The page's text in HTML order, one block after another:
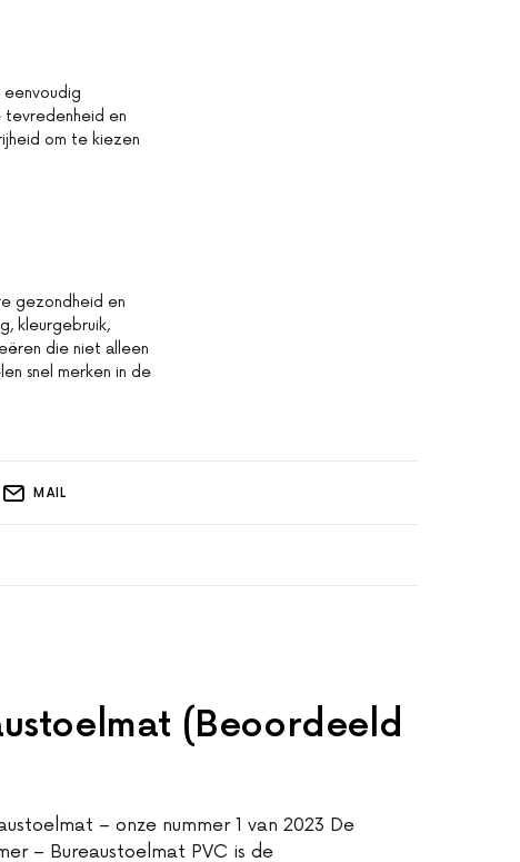
tevredenheid en
om te kiezen
gezondheid en
kleurgebruik,
die niet alleen
snel merken in de
MAIL
(Beoordeeld
– onze nummer 1 van 2023 De
– Bureaustoelmat PVC is de